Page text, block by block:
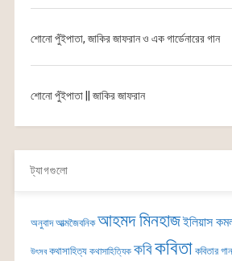
শোনো পুঁইপাতা, জাকির জাফরান ও এক গার্ডেনারের গান
শোনো পুঁইপাতা || জাকির জাফরান
ট্যাগগুলো
অনুবাদ আত্মজৈবনিক আহমদ মিনহাজইলিয়াস
উৎসব কথাসাহিত্য কথাসাহিত্যিক কবিকবিতা কবিতার